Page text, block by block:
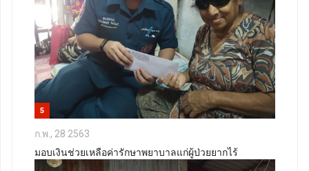
5
ก.พ., 28 2563
มอบเงินช่วยเหลือค่ารักษาพยาบาลแก่ผู้ป่วยยากไร้